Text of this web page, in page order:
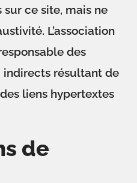
ce site, mais ne
L’association
des
résultant de
liens hypertextes
de